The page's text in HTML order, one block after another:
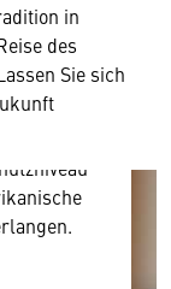
in
des
Sie sich
Geräten